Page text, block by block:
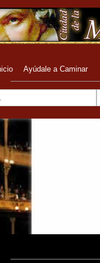
Ayúdale a Caminar